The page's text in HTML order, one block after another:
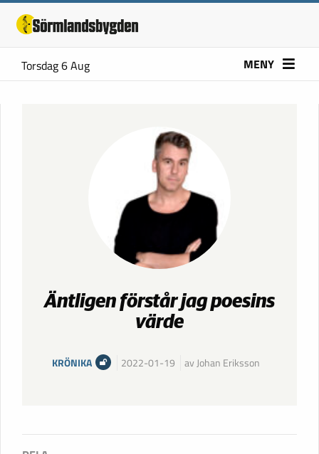
Torsdag 6 Aug MENY
Äntligen förstår jag poesins
värde
KRÖNIKA 2022-01-19 av Johan Eriksson